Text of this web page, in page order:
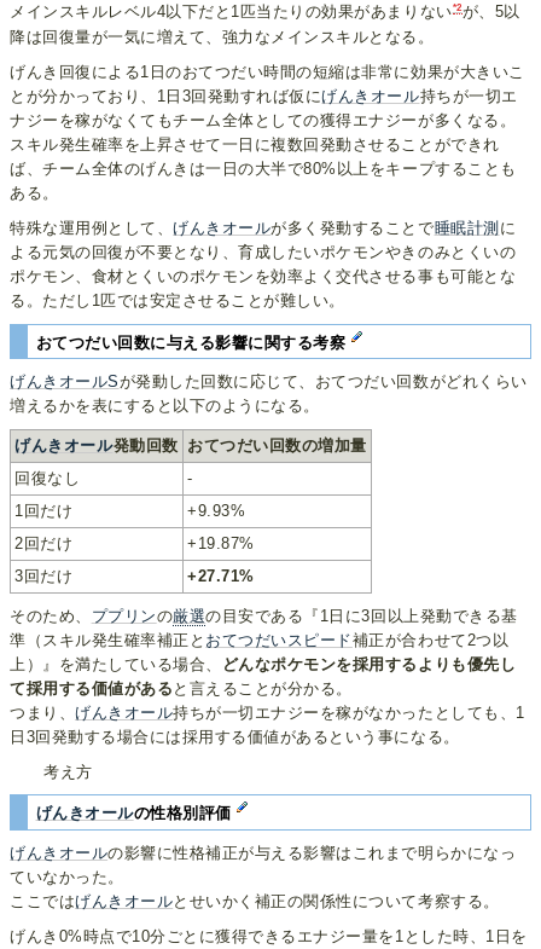
メインスキルレベル4以下だと1匹当たりの効果があまりない*2が、5以
降は回復量が一気に増えて、強力なメインスキルとなる。
げんき回復による1日のおてつだい時間の短縮は非常に効果が大きいこ
とが分かっており、1日3回発動すれば仮にげんきオール持ちが一切エ
ナジーを稼がなくてもチーム全体としての獲得エナジーが多くなる。
スキル発生確率を上昇させて一日に複数回発動させることができれ
ば、チーム全体のげんきは一日の大半で80%以上をキープすることも
ある。
特殊な運用例として、げんきオールが多く発動することで睡眠計測 に
よる元気の回復が不要となり、育成したいポケモンやきのみとくいの
ポケモン、食材とくいのポケモンを効率よく交代させる事も可能とな
る。ただし1匹では安定させることが難しい。
おてつだい回数に与える影響に関する考察
げんきオールSが発動した回数に応じて、おてつだい回数がどれくらい
増えるかを表にすると以下のようになる。
げんきオール発動回数 おてつだい回数の増加量
回復なし
-
1回だけ
+9.93%
2回だけ
+19.87%
3回だけ
+27.71%
そのため、 ププリンの厳選の目安である『1日に3回以上発動できる基
準（スキル発生確率補正と おてつだいスピード補正が合わせて2つ以
上）』を満たしている場合、
どんなポケモンを採用するよりも優先し
て採用する価値がある と言えることが分かる。
つまり、げんきオール持ちが一切エナジーを稼がなかったとしても、1
日3回発動する場合には採用する価値があるという事になる。
考え方
げんきオールの性格別評価
げんきオールの影響に性格補正が与える影響はこれまで明らかになっ
ていなかった。
ここではげんきオールとせいかく補正の関係性について考察する。
げんき0%時点で10分ごとに獲得できるエナジー量を1とした時、1日を